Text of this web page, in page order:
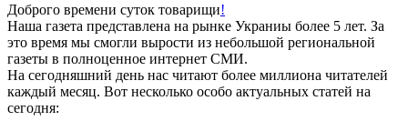
Доброго времени суток товарищи!
Наша газета представлена на рынке Украниы более 5 лет. За
это время мы смогли вырости из небольшой региональной
газеты в полноценное интернет СМИ.
На сегодняшний день нас читают более миллиона читателей
каждый месяц. Вот несколько особо актуальных статей на
сегодня: